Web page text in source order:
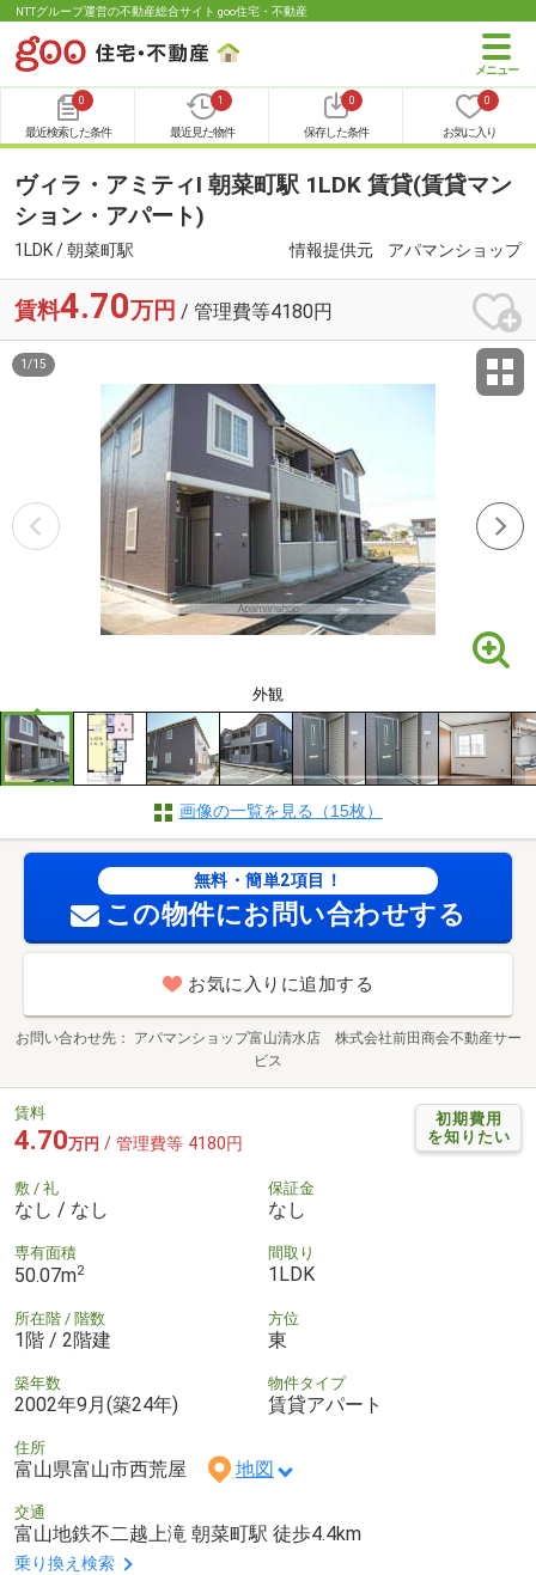
NTTグループ運営の不動産総合サイト goo住宅・不動産
0
最近検索した条件
1
最近見た物件
0
保存した条件
0
お気に入り
ヴィラ・アミティⅠ 朝菜町駅 1LDK 賃貸(賃貸マン
ション・アパート)
1LDK / 朝菜町駅 情報提供元 アパマンショップ
賃料4.70万円 / 管理費等4180円
外観
1 /15
画像の一覧を見る（15枚）
無料・簡単2項目！
この物件にお問い合わせする
お気に入りに追加する
お問い合わせ先
アパマンショップ富山清水店 株式会社前田商会不動産サー
ビス
初期費用
を知りたい
賃料
4.70万円 / 管理費等 4180円
敷 / 礼
なし / なし
保証金
なし
専有面積
50.07m2
間取り
1LDK
所在階 / 階数
1階 / 2階建
方位
東
築年数
2002年9月(築24年)
物件タイプ
賃貸アパート
住所
富山県富山市西荒屋 地図
交通
富山地鉄不二越上滝 朝菜町駅 徒歩4.4km
乗り換え検索